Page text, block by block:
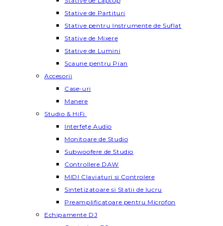
Stative de Partituri
Stative pentru Instrumente de Suflat
Stative de Mixere
Stative de Lumini
Scaune pentru Pian
Accesorii
Case-uri
Manere
Studio & HiFi
Interfețe Audio
Monitoare de Studio
Subwoofere de Studio
Controllere DAW
MIDI Claviaturi si Controlere
Sintetizatoare si Statii de lucru
Preamplificatoare pentru Microfon
Echipamente DJ